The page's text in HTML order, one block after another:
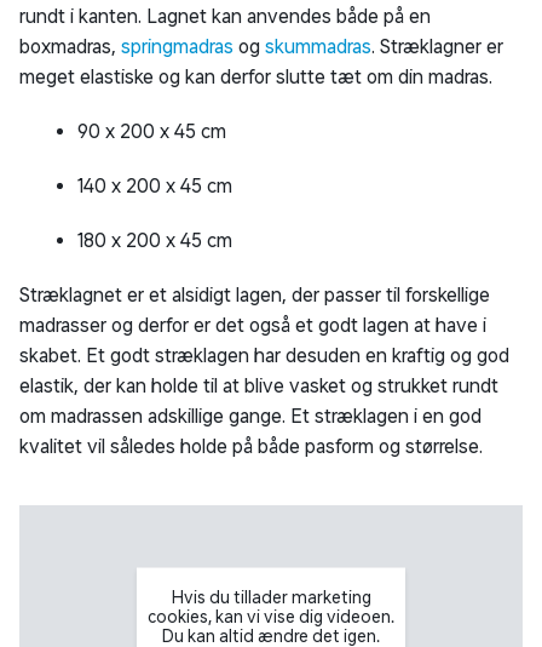
rundt i kanten. Lagnet kan anvendes både på en
boxmadras, springmadras og skummadras . Stræklagner er
meget elastiske og kan derfor slutte tæt om din madras.
90 x 200 x 45 cm
140 x 200 x 45 cm
180 x 200 x 45 cm
Stræklagnet er et alsidigt lagen, der passer til forskellige
madrasser og derfor er det også et godt lagen at have i
skabet. Et godt stræklagen har desuden en kraftig og god
elastik, der kan holde til at blive vasket og strukket rundt
om madrassen adskillige gange. Et stræklagen i en god
kvalitet vil således holde på både pasform og størrelse.
Hvis du tillader marketing
cookies, kan vi vise dig videoen.
Du kan altid ændre det igen.